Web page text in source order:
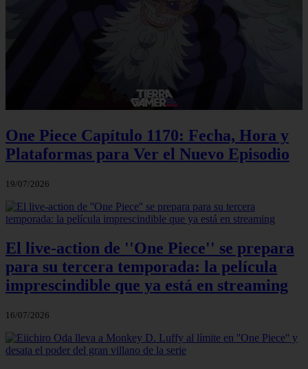
One Piece Capítulo 1170: Fecha, Hora y
Plataformas para Ver el Nuevo Episodio
19/07/2026
El live-action de ''One Piece'' se prepara
para su tercera temporada: la película
imprescindible que ya está en streaming
16/07/2026